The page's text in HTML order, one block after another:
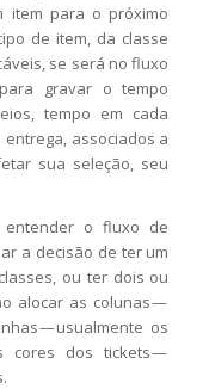
item para o próximo
de item, da classe
se será no fluxo
gravar o tempo
tempo em cada
associados a
sua seleção, seu
entender o fluxo de
a decisão de ter um
ou ter dois ou
alocar as colunas —
— usualmente os
cores dos tickets —